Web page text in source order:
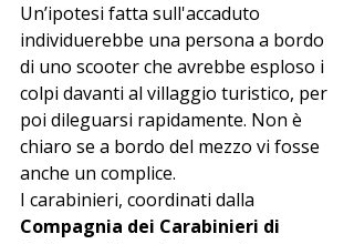
Un’ipotesi fatta sull'accaduto
individuerebbe una persona a bordo
di uno scooter che avrebbe esploso i
colpi davanti al villaggio turistico, per
poi dileguarsi rapidamente. Non è
chiaro se a bordo del mezzo vi fosse
anche un complice.
I carabinieri, coordinati dalla
Compagnia dei Carabinieri di